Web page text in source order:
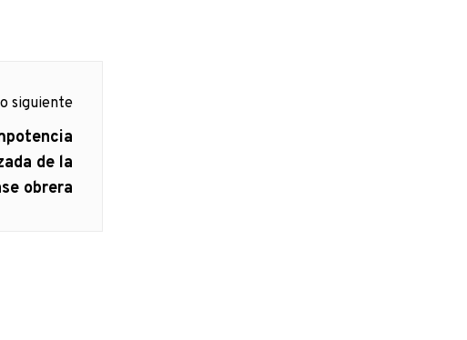
siguiente
de la
obrera